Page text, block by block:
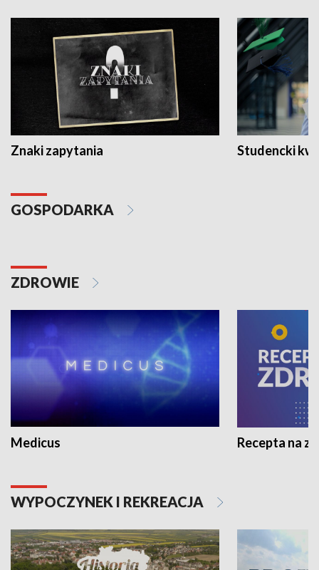
Znaki zapytania Studencki
GOSPODARKA
ZDROWIE
Medicus Recepta na
WYPOCZYNEK I REKREACJA